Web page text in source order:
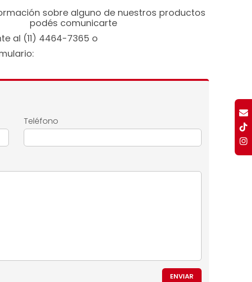
sobre alguno de nuestros productos
podés comunicarte
al (11) 4464-7365 o
Teléfono
ENVIAR